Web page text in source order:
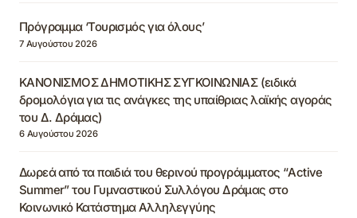
Πρόγραμμα ‘Τουρισμός για όλους’
7 Αυγούστου 2026
ΚΑΝΟΝΙΣΜΟΣ ΔΗΜΟΤΙΚΗΣ ΣΥΓΚΟΙΝΩΝΙΑΣ (ειδικά
δρομολόγια για τις ανάγκες της υπαίθριας λαϊκής αγοράς
του Δ. Δράμας)
6 Αυγούστου 2026
Δωρεά από τα παιδιά του θερινού προγράμματος “Active
Summer” του Γυμναστικού Συλλόγου Δράμας στο
Κοινωνικό Κατάστημα Αλληλεγγύης